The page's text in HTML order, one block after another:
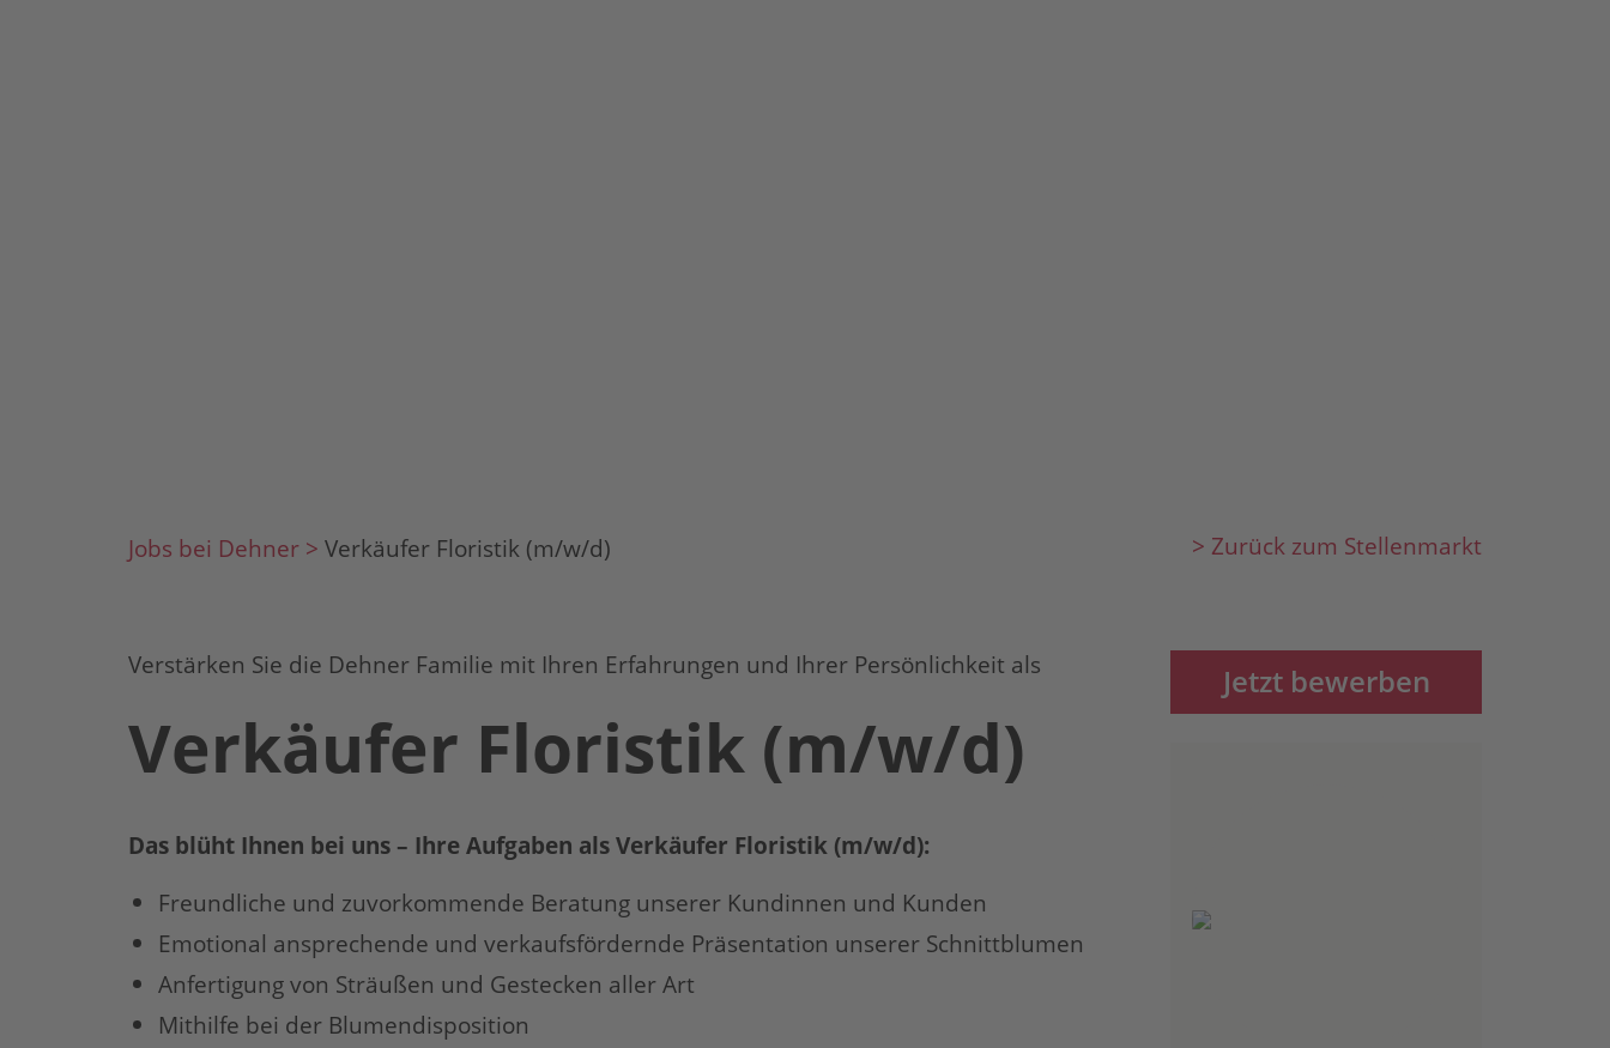
Jobs bei Dehner > Verkäufer Floristik (m/w/d) > Zurück zum Stellenmarkt
Verstärken Sie die Dehner Familie mit Ihren Erfahrungen und Ihrer Persönlichkeit als
Verkäufer Floristik (m/w/d)
Das blüht Ihnen bei uns – Ihre Aufgaben als Verkäufer Floristik (m/w/d):
Freundliche und zuvorkommende Beratung unserer Kundinnen und Kunden
Emotional ansprechende und verkaufsfördernde Präsentation unserer Schnittblumen
Anfertigung von Sträußen und Gestecken aller Art
Mithilfe bei der Blumendisposition
Jetzt bewerben